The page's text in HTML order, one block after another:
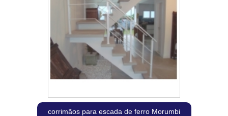
corrimãos para escada de ferro Morumbi